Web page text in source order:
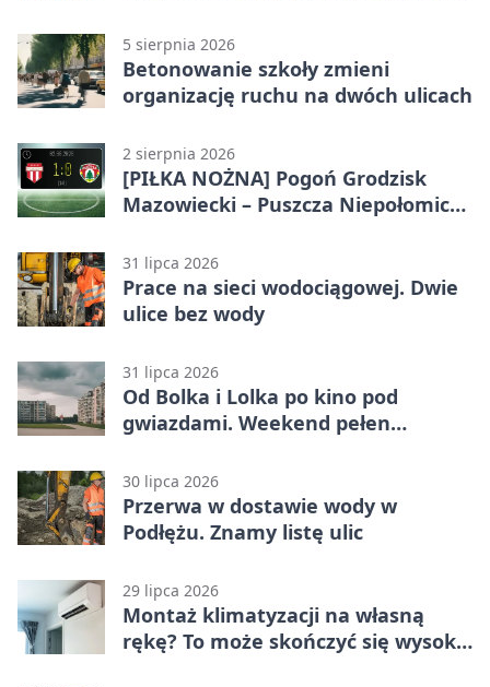
5 sierpnia 2026
Betonowanie szkoły zmieni
organizację ruchu na dwóch ulicach
2 sierpnia 2026
[PIŁKA NOŻNA] Pogoń Grodzisk
Mazowiecki – Puszcza Niepołomice
punktów w Betclic 1. lidze
31 lipca 2026
Prace na sieci wodociągowej. Dwie
ulice bez wody
31 lipca 2026
Od Bolka i Lolka po kino pod
gwiazdami. Weekend pełen
30 lipca 2026
Przerwa w dostawie wody w
Podłężu. Znamy listę ulic
29 lipca 2026
Montaż klimatyzacji na własną
rękę? To może skończyć się wysoką